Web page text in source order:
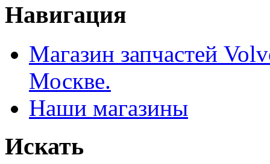
Навигация
Магазин запчастей
Москве.
Наши магазины
Искать